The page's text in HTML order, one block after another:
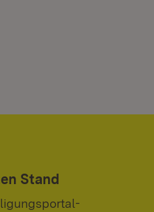
Stand